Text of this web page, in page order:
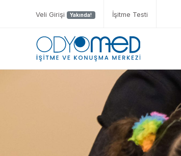
Veli Girişi Yakında! İşitme Testi